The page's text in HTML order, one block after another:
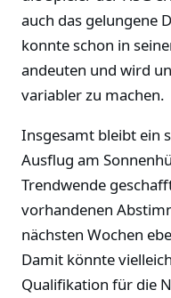
auch das gelungene
konnte schon in
andeuten und wird
variabler zu machen.
Insgesamt bleibt ein
Ausflug am
Trendwende
vorhandenen
nächsten Wochen
Damit könnte
Qualifikation für die